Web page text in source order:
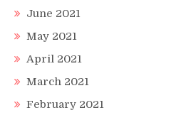
June 2021
May 2021
April 2021
March 2021
February 2021